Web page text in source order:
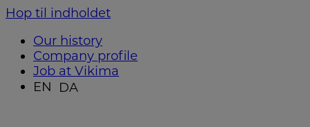
Hop til indholdet
Our history
Company profile
Job at Vikima
EN
DA